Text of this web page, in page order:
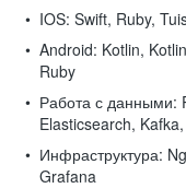
IOS: Swift, Ruby,
Android: Kotlin,
Ruby
Работа с данными:
Elasticsearch,
Инфраструктура:
Grafana